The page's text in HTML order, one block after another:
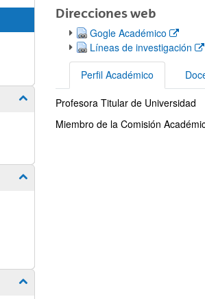
Mostrar/ocultar subpáginas
Mostrar/ocultar subpáginas
Mostrar/ocultar subpáginas
Direcciones web
(Abre una nueva ventana)
Gogle Académico
(Abre una nueva ventana)
Líneas de investigación
Perfil Académico
Perfil Académico
Profesora Titular de Universidad
Miembro de la Comisión